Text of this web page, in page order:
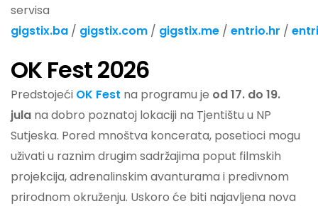
servisa
gigstix.ba / gigstix.com / gigstix.me / entrio.hr /
OK Fest 2026
Predstojeći OK Fest na programu je od 17. do 19.
jula na dobro poznatoj lokaciji na Tjentištu u NP
Sutjeska. Pored mnoštva koncerata, posetioci mogu
uživati u raznim drugim sadržajima poput filmskih
projekcija, adrenalinskim avanturama i predivnom
prirodnom okruženju. Uskoro će biti najavljena nova